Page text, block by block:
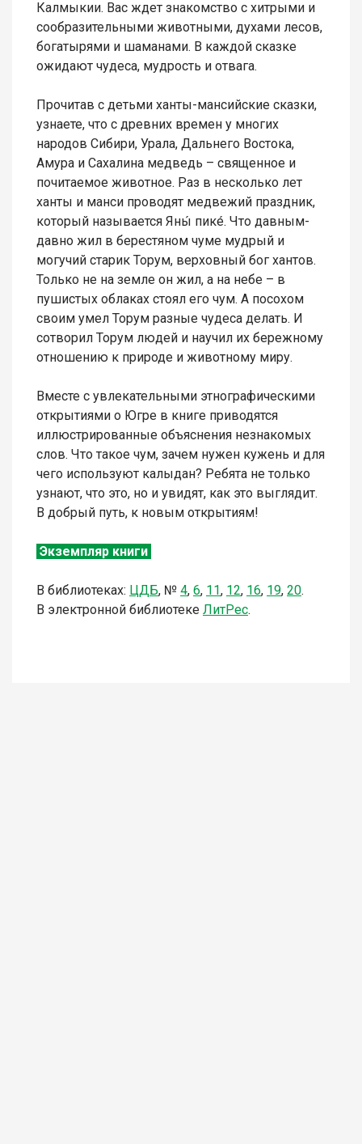
Калмыкии. Вас ждет знакомство с хитрыми и
сообразительными животными, духами лесов,
богатырями и шаманами. В каждой сказке
ожидают чудеса, мудрость и отвага.
Прочитав с детьми ханты-мансийские сказки,
узнаете, что с древних времен у многих
народов Сибири, Урала, Дальнего Востока,
Амура и Сахалина медведь – священное и
почитаемое животное. Раз в несколько лет
ханты и манси проводят медвежий праздник,
который называется Яны́ пике́. Что давным-
давно жил в берестяном чуме мудрый и
могучий старик Торум, верховный бог хантов.
Только не на земле он жил, а на небе – в
пушистых облаках стоял его чум. А посохом
своим умел Торум разные чудеса делать. И
сотворил Торум людей и научил их бережному
отношению к природе и животному миру.
Вместе с увлекательными этнографическими
открытиями о Югре в книге приводятся
иллюстрированные объяснения незнакомых
слов. Что такое чум, зачем нужен кужень и для
чего используют калыдан? Ребята не только
узнают, что это, но и увидят, как это выглядит.
В добрый путь, к новым открытиям!
Экземпляр книги
В библиотеках: ЦДБ, № 4, 6, 11, 12, 16, 19, 20.
В электронной библиотеке Л итРес.